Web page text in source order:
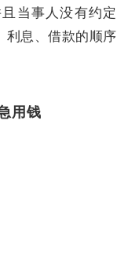
当事人没有约定
利息、借款的顺序
用钱